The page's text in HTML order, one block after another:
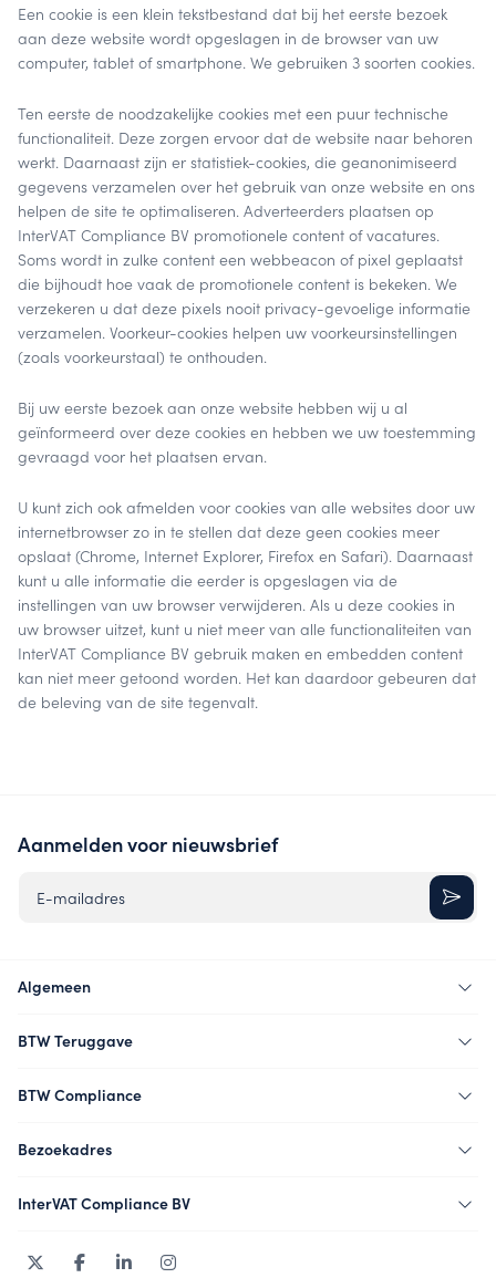
Een cookie is een klein tekstbestand dat bij het eerste bezoek
aan deze website wordt opgeslagen in de browser van uw
computer, tablet of smartphone. We gebruiken 3 soorten cookies.
Ten eerste de noodzakelijke cookies met een puur technische
functionaliteit. Deze zorgen ervoor dat de website naar behoren
werkt. Daarnaast zijn er statistiek-cookies, die geanonimiseerd
gegevens verzamelen over het gebruik van onze website en ons
helpen de site te optimaliseren. Adverteerders plaatsen op
InterVAT Compliance BV promotionele content of vacatures.
Soms wordt in zulke content een webbeacon of pixel geplaatst
die bijhoudt hoe vaak de promotionele content is bekeken. We
verzekeren u dat deze pixels nooit privacy-gevoelige informatie
verzamelen. Voorkeur-cookies helpen uw voorkeursinstellingen
(zoals voorkeurstaal) te onthouden.
Bij uw eerste bezoek aan onze website hebben wij u al
geïnformeerd over deze cookies en hebben we uw toestemming
gevraagd voor het plaatsen ervan.
U kunt zich ook afmelden voor cookies van alle websites door uw
internetbrowser zo in te stellen dat deze geen cookies meer
opslaat (Chrome, Internet Explorer, Firefox en Safari). Daarnaast
kunt u alle informatie die eerder is opgeslagen via de
instellingen van uw browser verwijderen. Als u deze cookies in
uw browser uitzet, kunt u niet meer van alle functionaliteiten van
InterVAT Compliance BV gebruik maken en embedden content
kan niet meer getoond worden. Het kan daardoor gebeuren dat
de beleving van de site tegenvalt.
Algemeen
BTW Teruggave
BTW Compliance
Bezoekadres
InterVAT Compliance BV
Aanmelden voor nieuwsbrief
E-mailadres